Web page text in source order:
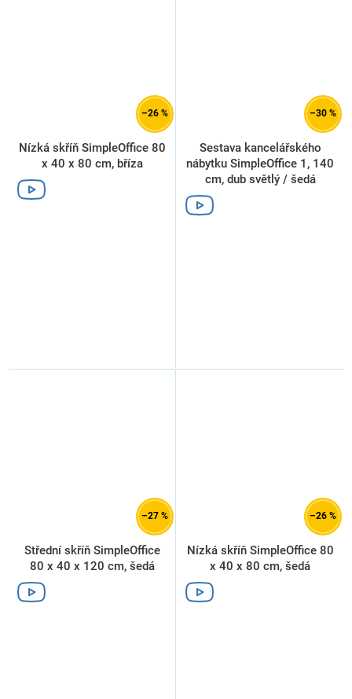
–26 %
Nízká skříň SimpleOffice 80
x 40 x 80 cm, bříza
–30 %
Sestava kancelářského
nábytku SimpleOffice 1, 140
cm, dub světlý / šedá
–27 %
Střední skříň SimpleOffice
80 x 40 x 120 cm, šedá
–26 %
Nízká skříň SimpleOffice 80
x 40 x 80 cm, šedá